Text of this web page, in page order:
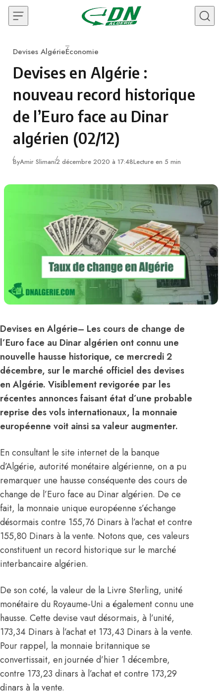
Skip to content
Category
Devises AlgérieÉconomie
Devises en Algérie :
nouveau record historique
de l’Euro face au Dinar
algérien (02/12)
ByAmir Slimani2 décembre 2020 à 17:48Lecture en 5 min
Devises en Algérie– Les cours de change de
l’Euro face au Dinar algérien ont connu une
nouvelle hausse historique, ce mercredi 2
décembre, sur le marché officiel des devises
en Algérie. Visiblement revigorée par les
récentes annonces faisant état d’une probable
reprise des vols internationaux, la monnaie
européenne voit ainsi sa valeur augmenter.
En consultant le site internet de la banque
d’Algérie, autorité monétaire algérienne, on a pu
remarquer une hausse conséquente des cours de
change de l’Euro face au Dinar algérien. De ce
fait, la monnaie unique européenne s’échange
désormais contre 155,76 Dinars à l’achat et contre
155,80 Dinars à la vente. Notons que, ces valeurs
constituent un record historique sur le marché
interbancaire algérien.
De son coté, la valeur de la Livre Sterling, unité
monétaire du Royaume-Uni a également connu une
hausse. Cette devise vaut désormais, à l’unité,
173,34 Dinars à l’achat et 173,43 Dinars à la vente.
Pour rappel, la monnaie britannique se
convertissait, en journée d’hier 1 décembre,
contre 173,23 dinars à l’achat et contre 173,29
dinars à la vente.